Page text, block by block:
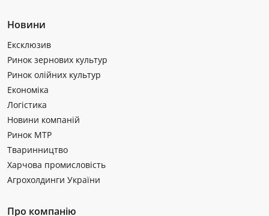
Новини
Ексклюзив
Ринок зернових культур
Ринок олійних культур
Економіка
Логістика
Новини компаній
Ринок МТР
Тваринництво
Харчова промисловість
Агрохолдинги України
Про компанію